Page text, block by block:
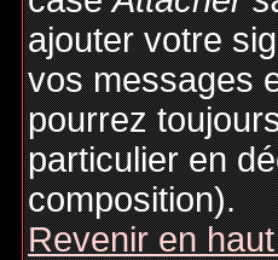
ajouter votre
vos messages
pourrez
particulier en
composition).
Revenir en